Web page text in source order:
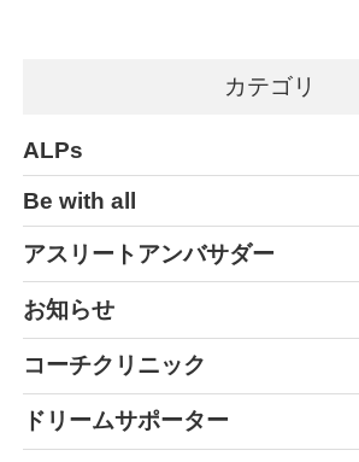
カテゴリ
ALPs
Be with all
アスリートアンバサダー
お知らせ
コーチクリニック
ドリームサポーター